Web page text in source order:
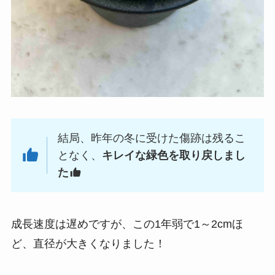
結局、昨年の冬に受けた傷跡は残るこ
となく、 キレイな緑色を取り戻しまし
た
成長速度は遅めですが、この1年弱で1～2cmほ
ど、直径が大きくなりました！